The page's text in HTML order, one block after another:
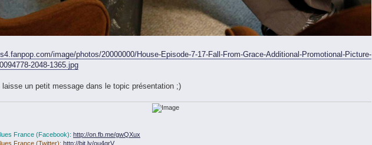
image/photos/20000000/House-Episode-7-17-Fall-From-Grace-Additional-Promotional-Picture-
2048-1365.jpg
laisse un petit message dans le topic présentation ;)
France (Facebook): http://on.fb.me/gwQXux
France (Twitter): http://bit.ly/ou4grV